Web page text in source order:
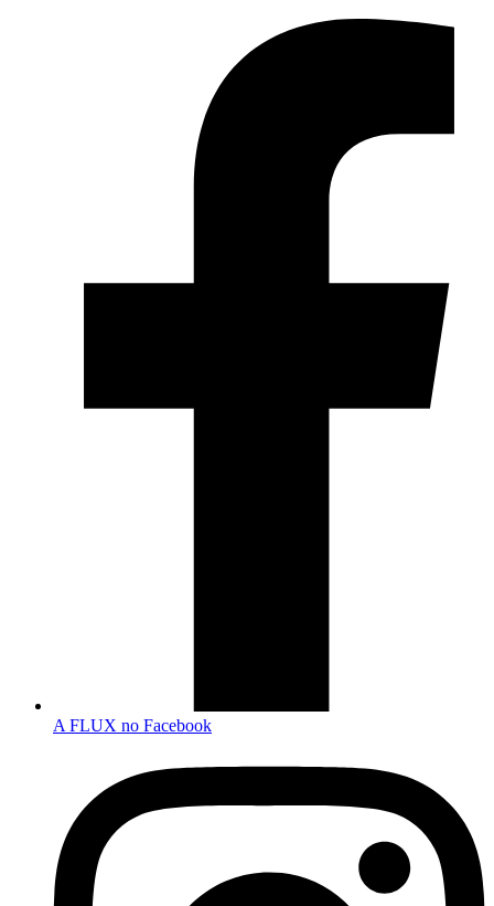
A FLUX no Facebook